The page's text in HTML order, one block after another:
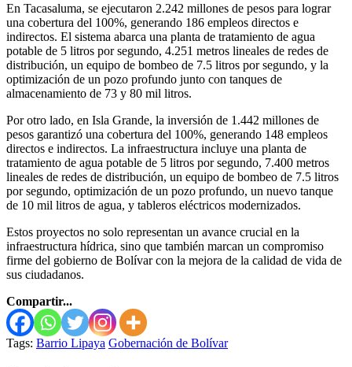
En Tacasaluma, se ejecutaron 2.242 millones de pesos para lograr
una cobertura del 100%, generando 186 empleos directos e
indirectos. El sistema abarca una planta de tratamiento de agua
potable de 5 litros por segundo, 4.251 metros lineales de redes de
distribución, un equipo de bombeo de 7.5 litros por segundo, y la
optimización de un pozo profundo junto con tanques de
almacenamiento de 73 y 80 mil litros.
Por otro lado, en Isla Grande, la inversión de 1.442 millones de
pesos garantizó una cobertura del 100%, generando 148 empleos
directos e indirectos. La infraestructura incluye una planta de
tratamiento de agua potable de 5 litros por segundo, 7.400 metros
lineales de redes de distribución, un equipo de bombeo de 7.5 litros
por segundo, optimización de un pozo profundo, un nuevo tanque
de 10 mil litros de agua, y tableros eléctricos modernizados.
Estos proyectos no solo representan un avance crucial en la
infraestructura hídrica, sino que también marcan un compromiso
firme del gobierno de Bolívar con la mejora de la calidad de vida de
sus ciudadanos.
Compartir...
Tags: Barrio Lipaya Gobernación de Bolívar